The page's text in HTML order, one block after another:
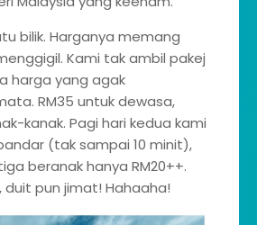
bilik. Harganya memang
Kami tak ambil pakej
harga yang agak
RM35 untuk dewasa,
kanak. Pagi hari kedua kami
(tak sampai 10 minit),
beranak hanya RM20++.
duit pun jimat! Hahaaha!